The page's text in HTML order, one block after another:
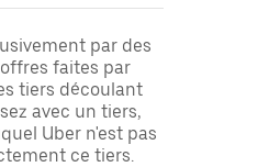
par des
faites par
tiers découlant
avec un tiers,
Uber n'est pas
ce tiers.